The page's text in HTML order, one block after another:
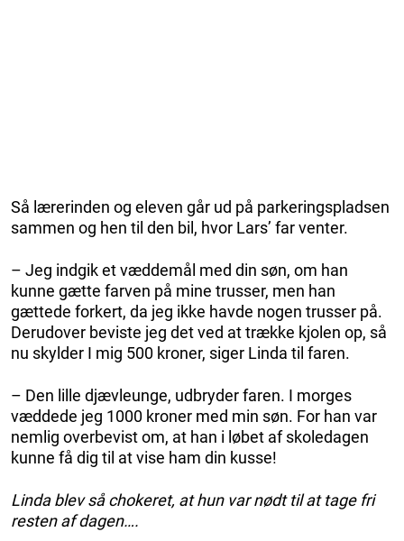
Så lærerinden og eleven går ud på parkeringspladsen
sammen og hen til den bil, hvor Lars’ far venter.
– Jeg indgik et væddemål med din søn, om han
kunne gætte farven på mine trusser, men han
gættede forkert, da jeg ikke havde nogen trusser på.
Derudover beviste jeg det ved at trække kjolen op, så
nu skylder I mig 500 kroner, siger Linda til faren.
– Den lille djævleunge, udbryder faren. I morges
væddede jeg 1000 kroner med min søn. For han var
nemlig overbevist om, at han i løbet af skoledagen
kunne få dig til at vise ham din kusse!
Linda blev så chokeret, at hun var nødt til at tage fri
resten af dagen….